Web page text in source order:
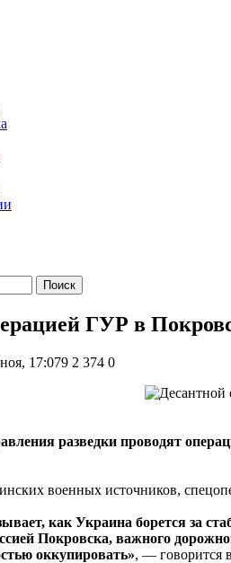
Поиск
ГУР в
17:079 2 374 0
разведки проводят
военных источников,
как Украина борется за
Покровска, важного
оккупировать», — говорится в